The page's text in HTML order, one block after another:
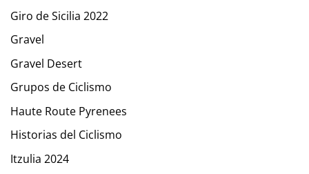
Giro de Sicilia 2022
Gravel
Gravel Desert
Grupos de Ciclismo
Haute Route Pyrenees
Historias del Ciclismo
Itzulia 2024